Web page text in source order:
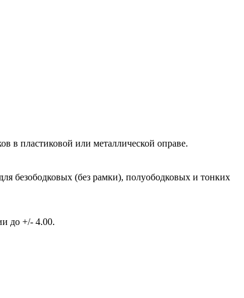
в пластиковой или металлической оправе.
безободковых (без рамки), полуободковых и тонких
до +/- 4.00.